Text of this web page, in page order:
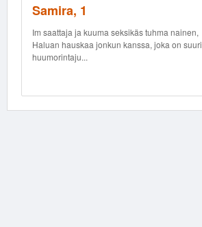
Samira, 1
Im saattaja ja kuuma seksikäs tuhma nainen,
Haluan hauskaa jonkun kanssa, joka on suuri
huumorintaju...